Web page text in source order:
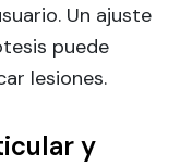
Un ajuste
puede
lesiones.
y